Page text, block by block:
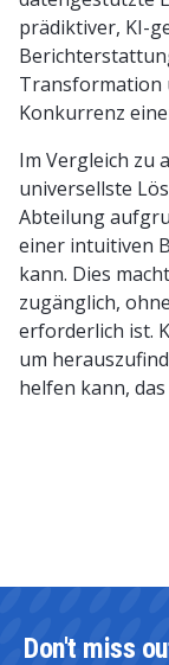
prädiktiver, KI-
Transformation
Konkurrenz
Im Vergleich zu
universellste
Abteilung
einer intuitiven
kann. Dies
zugänglich,
erforderlich ist.
um
helfen kann,
Don't miss